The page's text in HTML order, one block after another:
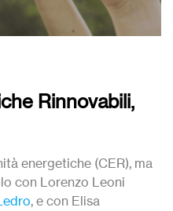
Rinnovabili,
energetiche (CER), ma
con Lorenzo Leoni
, e con Elisa